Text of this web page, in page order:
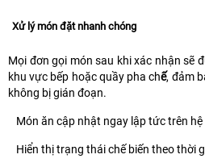
Xử lý món đặt nhanh chóng
Mọi đơn gọi món sau khi xác nhận sẽ
khu vực bếp hoặc quầy pha chế, đảm
không bị gián đoạn.
Món ăn cập nhật ngay lập tức trên
Hiển thị trạng thái chế biến theo thời